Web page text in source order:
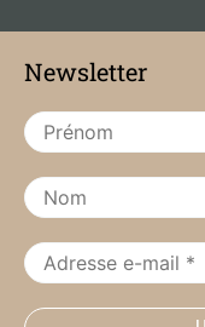
Newsletter